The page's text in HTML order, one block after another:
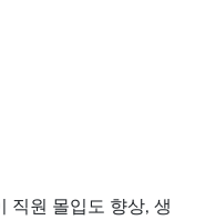
직원 몰입도 향상, 생